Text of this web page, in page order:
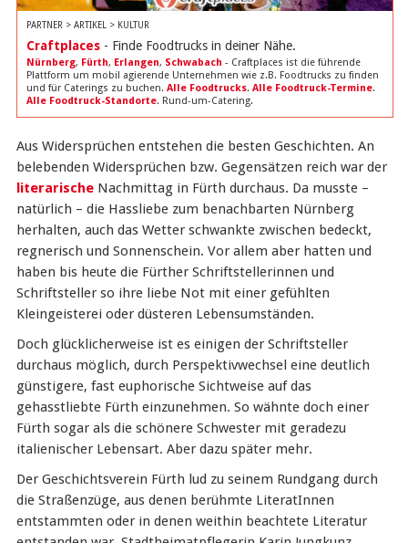
PARTNER > ARTIKEL > KULTUR
Craftplaces- Finde Foodtrucks in deiner Nähe.
Nürnberg, Fürth, Erlangen, Schwabach - Craftplaces ist die führende
Plattform um mobil agierende Unternehmen wie z.B. Foodtrucks zu finden
und für Caterings zu buchen. Alle Foodtrucks. Alle Foodtruck-Termine.
Alle Foodtruck-Standorte. Rund-um-Catering.
Aus Widersprüchen entstehen die besten Geschichten. An
belebenden Widersprüchen bzw. Gegensätzen reich war der
literarischeNachmittag in Fürth durchaus. Da musste –
natürlich – die Hassliebe zum benachbarten Nürnberg
herhalten, auch das Wetter schwankte zwischen bedeckt,
regnerisch und Sonnenschein. Vor allem aber hatten und
haben bis heute die Fürther Schriftstellerinnen und
Schriftsteller so ihre liebe Not mit einer gefühlten
Kleingeisterei oder düsteren Lebensumständen.
Doch glücklicherweise ist es einigen der Schriftsteller
durchaus möglich, durch Perspektivwechsel eine deutlich
günstigere, fast euphorische Sichtweise auf das
gehasstliebte Fürth einzunehmen. So wähnte doch einer
Fürth sogar als die schönere Schwester mit geradezu
italienischer Lebensart. Aber dazu später mehr.
Der Geschichtsverein Fürth lud zu seinem Rundgang durch
die Straßenzüge, aus denen berühmte LiteratInnen
entstammten oder in denen weithin beachtete Literatur